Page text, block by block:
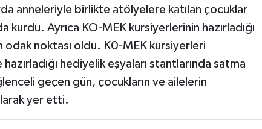
anneleriyle birlikte atölyelere katılan çocuklar
kurdu. Ayrıca KO-MEK kursiyerlerinin hazırladığı
noktası oldu. K0-MEK kursiyerleri
hediyelik eşyaları stantlarında satma
geçen gün, çocukların ve ailelerin
yer etti.